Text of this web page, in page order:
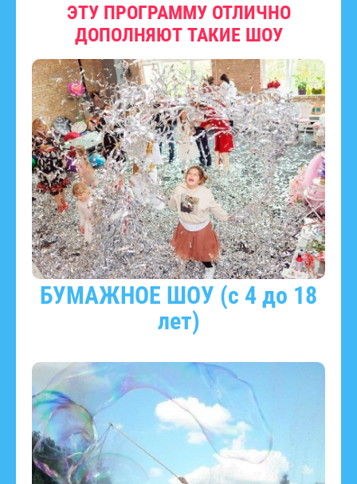
ЭТУ ПРОГРАММУ ОТЛИЧНО
ДОПОЛНЯЮТ ТАКИЕ ШОУ
БУМАЖНОЕ ШОУ (с 4 до 18
лет)